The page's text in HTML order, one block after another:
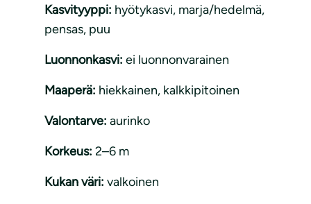
Kasvityyppi: hyötykasvi, marja/hedelmä
pensas, puu
Luonnonkasvi: ei luonnonvarainen
Maaperä: hiekkainen, kalkkipitoinen
Valontarve: aurinko
Korkeus: 2–6 m
Kukan väri: valkoinen